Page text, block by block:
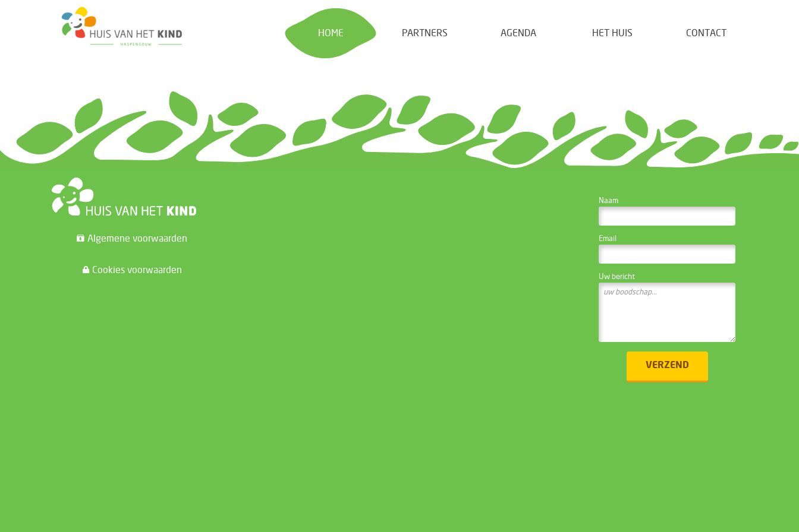
HOME PARTNERS AGENDA HET HUIS CONTACT
Algemene voorwaarden
Cookies voorwaarden
WEBSITE BEHEERDER
Naam
Email
Uw bericht
VERZEND